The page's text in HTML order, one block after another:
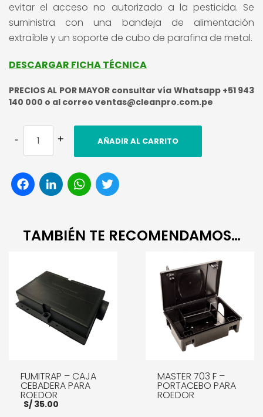
evitar el acceso no autorizado a la pesticida. Se
suministra con una bandeja de alimentación
extraíble y un soporte de cubo de parafina de metal.
DESCARGAR FICHA TÉCNICA
PRECIOS AL POR MAYOR consultar vía Whatsapp +51 943
140 000 o al correo ventas@cleanpro.com.pe
AÑADIR AL CARRITO
Facebook
LinkedInWhatsApp
TAMBIÉN TE RECOMENDAMOS…
FUMITRAP – CAJA
CEBADERA PARA
ROEDOR
S/ 35.00
MASTER 703 F –
PORTACEBO PARA
ROEDOR